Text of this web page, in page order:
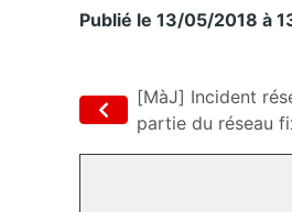
Publié le 13/05/2018 à
[MàJ] Incident
partie du réseau